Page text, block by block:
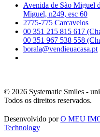
Avenida de São Miguel
Miguel, n249, esc 60
2775-775 Carcavelos
00 351 215 815 617
00 351 967 538 558
borala@vendieuacasa.pt
© 2026 Systematic Smiles -
Todos os direitos reservados.
Desenvolvido porO MEU
Technology